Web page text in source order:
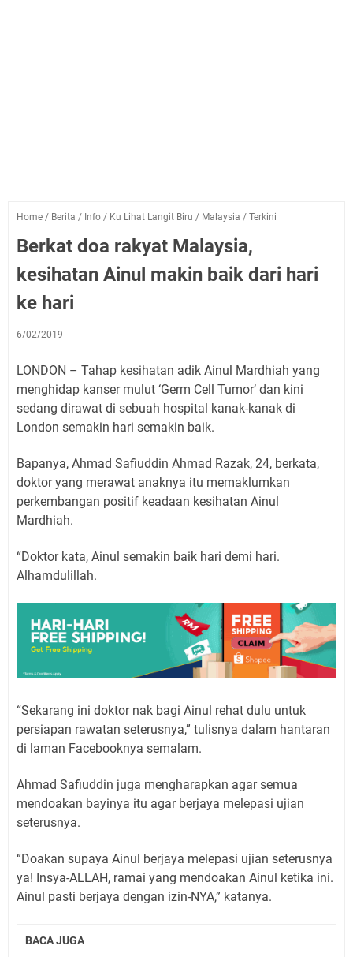
Home / Berita / Info / Ku Lihat Langit Biru / Malaysia / Terkini
Berkat doa rakyat Malaysia,
kesihatan Ainul makin baik dari hari
ke hari
6/02/2019
LONDON – Tahap kesihatan adik Ainul Mardhiah yang
menghidap kanser mulut ‘Germ Cell Tumor’ dan kini
sedang dirawat di sebuah hospital kanak-kanak di
London semakin hari semakin baik.
Bapanya, Ahmad Safiuddin Ahmad Razak, 24, berkata,
doktor yang merawat anaknya itu memaklumkan
perkembangan positif keadaan kesihatan Ainul
Mardhiah.
“Doktor kata, Ainul semakin baik hari demi hari.
Alhamdulillah.
“Sekarang ini doktor nak bagi Ainul rehat dulu untuk
persiapan rawatan seterusnya,” tulisnya dalam hantaran
di laman Facebooknya semalam.
Ahmad Safiuddin juga mengharapkan agar semua
mendoakan bayinya itu agar berjaya melepasi ujian
seterusnya.
“Doakan supaya Ainul berjaya melepasi ujian seterusnya
ya! Insya-ALLAH, ramai yang mendoakan Ainul ketika ini.
Ainul pasti berjaya dengan izin-NYA,” katanya.
BACA JUGA